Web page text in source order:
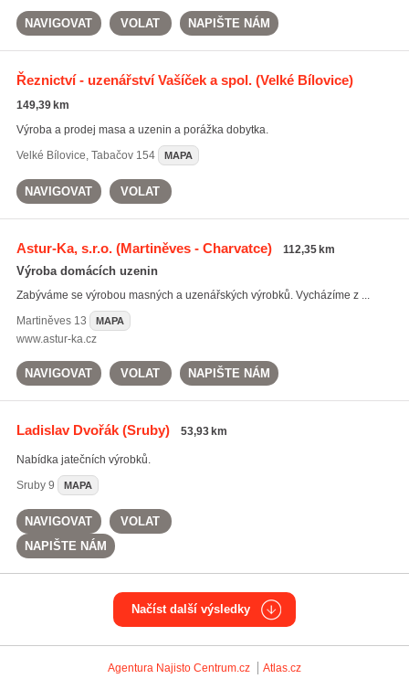
NAVIGOVAT VOLAT NAPIŠTE NÁM
Řeznictví - uzenářství Vašíček a spol.(Velké Bílovice)
149,39 km
Výroba a prodej masa a uzenin a porážka dobytka.
Velké Bílovice, Tabačov 154 MAPA
NAVIGOVAT VOLAT
Astur-Ka, s.r.o.(Martiněves - Charvatce) 112,35 km
Výroba domácích uzenin
Zabýváme se výrobou masných a uzenářských výrobků. Vycházíme z ...
Martiněves13 MAPA
www.astur-ka.cz
NAVIGOVAT VOLAT NAPIŠTE NÁM
Ladislav Dvořák(Sruby) 53,93 km
Nabídka jatečních výrobků.
Sruby9 MAPA
NAVIGOVAT
VOLAT
NAPIŠTE NÁM
Načíst další výsledky
Agentura Najisto Centrum.cz Atlas.cz